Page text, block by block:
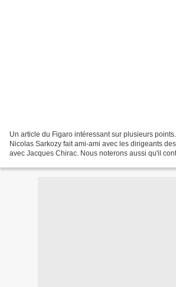
Un article du Figaro intéressant sur plusieurs
Nicolas Sarkozy fait ami-ami avec les dirigeants
avec Jacques Chirac. Nous noterons aussi qu'il